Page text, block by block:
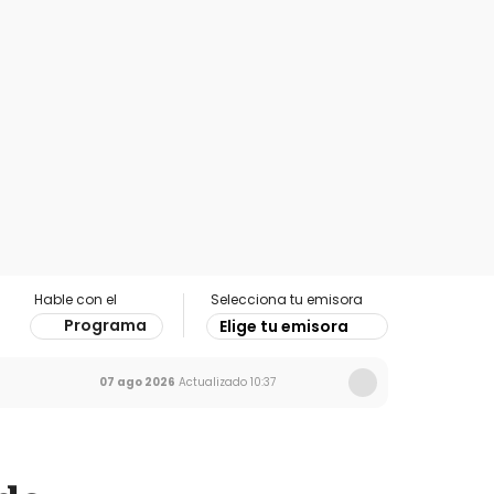
Hable con el
Programa
Selecciona tu emisora
Elige tu emisora
07 ago 2026 Actualizado 10:37